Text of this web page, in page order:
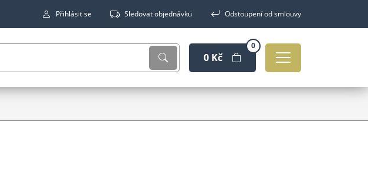
Přihlásit se Sledovat objednávku Odstoupení od smlouvy
0 Kč
0